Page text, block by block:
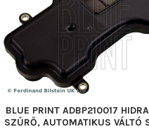
BLUE PRINT ADBP210017
SZŰRŐ, AUTOMATIKUS VÁLTÓ